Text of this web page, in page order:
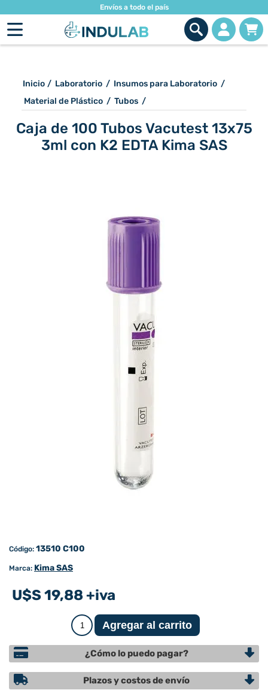
Envíos a todo el país
Inicio / Laboratorio / Insumos para Laboratorio /
Material de Plástico / Tubos /
Caja de 100 Tubos Vacutest 13x75
3ml con K2 EDTA Kima SAS
Código: 13510 C100
Marca: Kima SAS
U$S 19,88 +iva
¿Cómo lo puedo pagar?
Plazos y costos de envío